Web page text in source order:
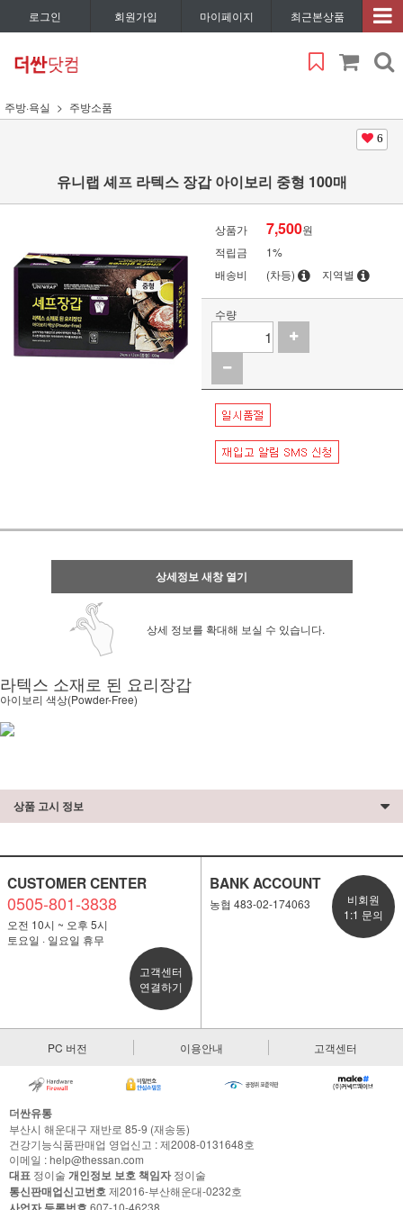
로그인 회원가입 마이페이지 최근본상품
주방·욕실 주방소품
6
유니랩 셰프 라텍스 장갑 아이보리 중형 100매
상품가 7,500원
적립금
1%
배송비
(차등) 지역별
수량
상세정보 새창 열기
상세 정보를 확대해 보실 수 있습니다.
라텍스 소재로 된 요리장갑
아이보리 색상(Powder-Free)
상품 고시 정보
CUSTOMER CENTER
0505-801-3838
오전 10시 ~ 오후 5시
토요일 · 일요일 휴무
고객센터
연결하기
BANK ACCOUNT
농협 483-02-174063
비회원
1:1 문의
PC 버전 이용안내 고객센터
더싼유통
부산시 해운대구 재반로 85-9 (재송동)
건강기능식품판매업 영업신고 : 제2008-0131648호
이메일 : help@thessan.com
대표 정이술 개인정보 보호 책임자정이술
통신판매업신고번호제2016-부산해운대-0232호